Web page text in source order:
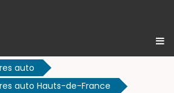
auto
auto Hauts-de-France